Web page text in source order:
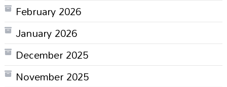
February 2026
January 2026
December 2025
November 2025